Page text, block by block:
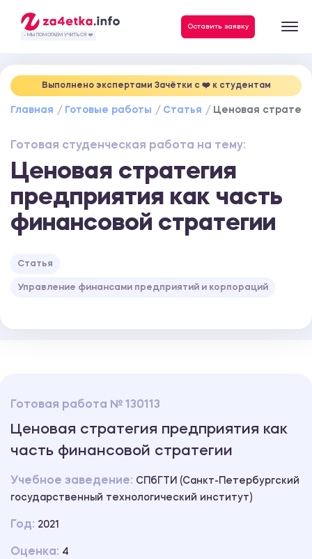
- МЫ ПОМОГАЕМ УЧИТЬСЯ ❤️
Оставить заявку
Выполнено экспертами Зачётки c ❤️ к студентам
Главная Готовые работы Статья Ценовая
Готовая студенческая работа на тему:
Ценовая стратегия
предприятия как часть
финансовой стратегии
Статья
Управление финансами предприятий и корпораций
Готовая работа № 130113
Ценовая стратегия предприятия как
часть финансовой стратегии
Учебное заведение: СПбГТИ (Санкт-Петербургский
государственный технологический институт)
Год: 2021
Оценка: 4